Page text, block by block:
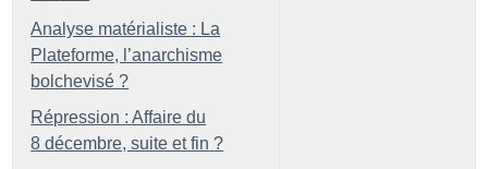
Analyse matérialiste : La
Plateforme, l’anarchisme
bolchevisé ?
Répression : Affaire du
8 décembre, suite et fin ?